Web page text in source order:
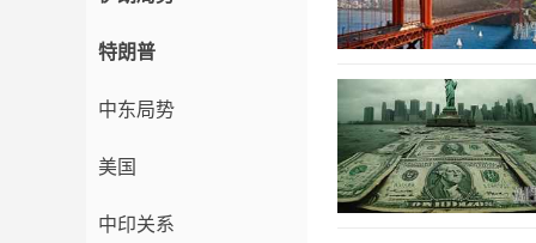
特朗普
中东局势
美国
中印关系